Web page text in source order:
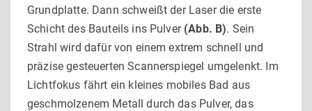
Grundplatte. Dann schweißt der Laser die erste
Schicht des Bauteils ins Pulver (Abb. B). Sein
Strahl wird dafür von einem extrem schnell und
präzise gesteuerten Scannerspiegel umgelenkt. Im
Lichtfokus fährt ein kleines mobiles Bad aus
geschmolzenem Metall durch das Pulver, das